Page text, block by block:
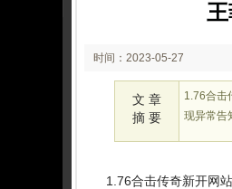
时间：2023-05-27
02:05
文 章
摘 要
1.76合击
现异常告
1.76合击传奇新开网